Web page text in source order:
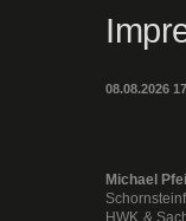
08.08.2026
Michael
HWK &